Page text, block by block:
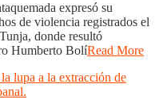
expresó su
de violencia registrados el
donde resultó
Humberto BolíRead More